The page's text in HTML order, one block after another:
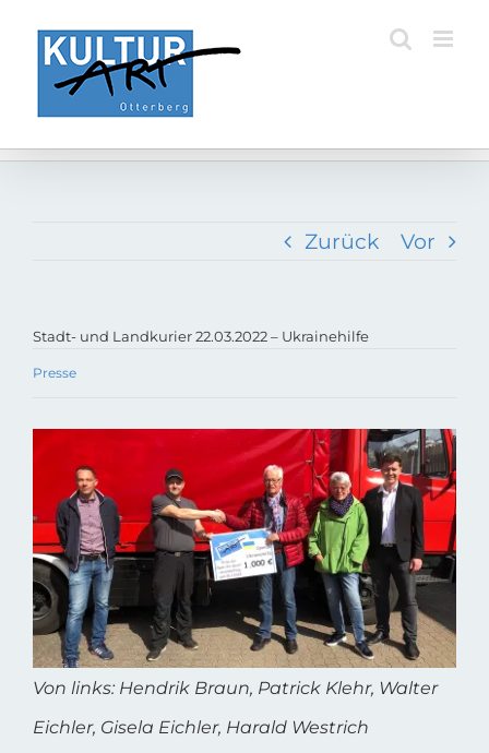
Inhalt
springen
Zurück Vor
Stadt- und Landkurier 22.03.2022 – Ukrainehilfe
Presse
grösseres
Bild
Von links: Hendrik Braun, Patrick Klehr, Walter
Eichler, Gisela Eichler, Harald Westrich